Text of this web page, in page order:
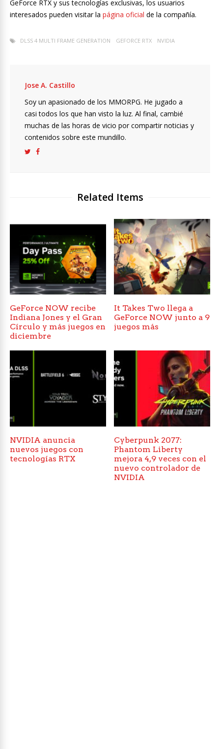
GeForce RTX y sus tecnologías exclusivas, los usuarios
interesados pueden visitar la página oficial de la compañía.
DLSS 4 MULTI FRAME GENERATION GEFORCE RTX NVIDIA
Jose A. Castillo
Soy un apasionado de los MMORPG. He jugado a
casi todos los que han visto la luz. Al final, cambié
muchas de las horas de vicio por compartir noticias y
contenidos sobre este mundillo.
Related Items
GeForce NOW recibe
Indiana Jones y el Gran
Círculo y más juegos en
diciembre
It Takes Two llega a
GeForce NOW junto a 9
juegos más
NVIDIA anuncia
nuevos juegos con
tecnologías RTX
Cyberpunk 2077:
Phantom Liberty
mejora 4,9 veces con el
nuevo controlador de
NVIDIA